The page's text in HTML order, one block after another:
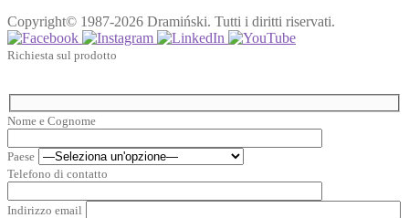
Copyright© 1987-2026 Dramiński. Tutti i diritti riservati.
Richiesta sul prodotto
Nome e Cognome
Paese
Telefono di contatto
Indirizzo email